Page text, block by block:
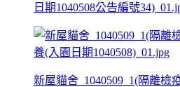
日期1040508公告編號
新屋貓舍_1040509_1(隔離檢